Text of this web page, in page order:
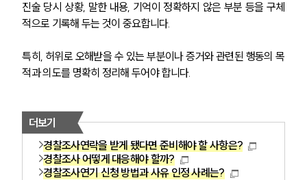
공지사항
법률 블로그
뉴스레터/브로슈어
세미나
대륜법률상담예약
진술 당시 상황, 말한 내용, 기억이 정확하지 않은 부분 등을 구체
적으로 기록해 두는 것이 중요합니다.
특히, 허위로 오해받을 수 있는 부분이나 증거와 관련된 행동의 목
적과 의도를 명확히 정리해 두어야 합니다.
더보기
경찰조사연락을 받게 됐다면 준비해야 할 사항은?
경찰조사 어떻게 대응해야 할까?
경찰조사연기 신청 방법과 사유 인정 사례는?